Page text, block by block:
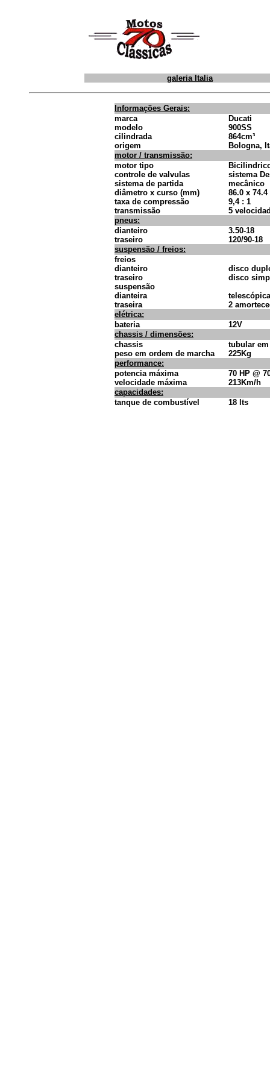
galeria Italia
Informações Gerais:
marca
Ducati
modelo
900SS
cilindrada
864cm³
origem
Bologna,
motor / transmissão:
motor tipo
controle de valvulas
sistema de partida
diâmetro x curso (mm)
taxa de compressão
sistema
mecânico
86.0 x 74.4
9,4 : 1
transmissão
5
pneus:
dianteiro
traseiro
3.50-18
120/90-18
suspensão / freios:
freios
dianteiro
traseiro
disco
disco
suspensão
dianteira
traseira
2
elétrica:
bateria
12V
chassis / dimensões:
chassis
tubular
peso em ordem de marcha
225Kg
performance:
potencia máxima
velocidade máxima
70 HP @
213Km/h
capacidades:
tanque de combustível
18 lts